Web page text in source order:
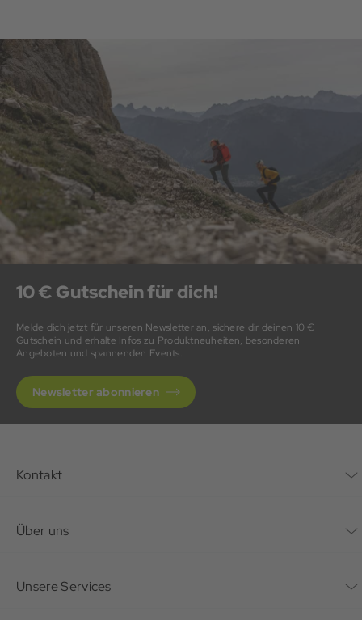
10 € Gutschein für dich!
Melde dich jetzt für unseren Newsletter an, sichere dir deinen 10 €
Gutschein und erhalte Infos zu Produktneuheiten, besonderen
Angeboten und spannenden Events.
Newsletter abonnieren
Kontakt
Über uns
Unsere Services